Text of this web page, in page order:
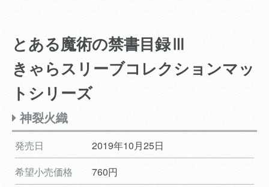
とある魔術の禁書目録Ⅲ
きゃらスリーブコレクションマッ
トシリーズ
神裂火織
発売日
2019年10月25日
希望小売価格
760円